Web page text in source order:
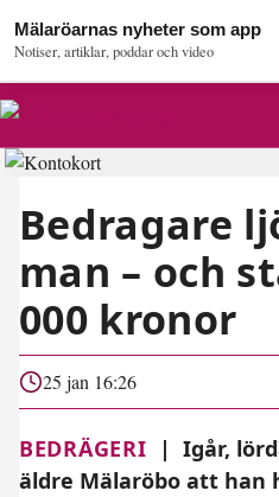
Mälaröarnas nyheter som app
Notiser, artiklar, poddar och video
Bedragare
man – och
000 kronor
25 jan 16:26
BEDRÄGERI | Igår,
äldre Mälaröbo att han